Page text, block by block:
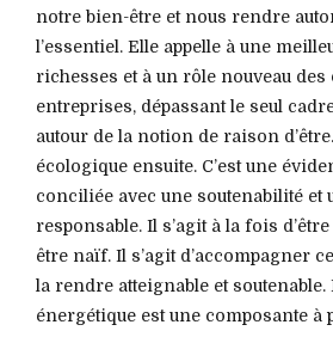
notre bien-être et nous rendre
l’essentiel. Elle appelle à une
richesses et à un rôle nouveau
entreprises, dépassant le seul
autour de la notion de raison
écologique ensuite. C’est une
conciliée avec une soutenabilité et
responsable. Il s’agit à la fois
être naïf. Il s’agit d’accompagner
la rendre atteignable et
énergétique est une composante